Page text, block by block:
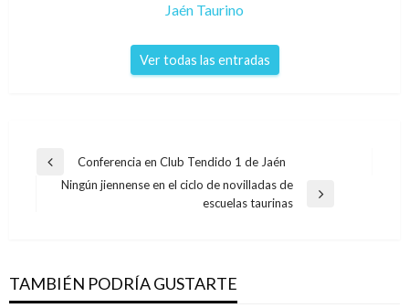
Jaén Taurino
Ver todas las entradas
Navegación
Entrada
anterior
Conferencia en Club Tendido 1 de Jaén
Ningún jiennense en el ciclo de novilladas de
escuelas taurinas
TAMBIÉN PODRÍA GUSTARTE